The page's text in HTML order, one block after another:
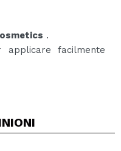
.
facilmente
delicatamente il